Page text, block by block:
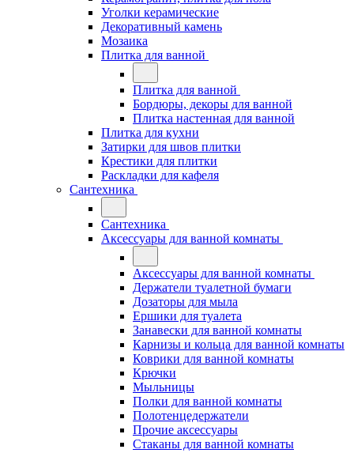
Уголки керамические
Декоративный камень
Мозаика
Плитка для ванной
Плитка для ванной
Бордюры, декоры для ванной
Плитка настенная для ванной
Плитка для кухни
Затирки для швов плитки
Крестики для плитки
Раскладки для кафеля
Сантехника
Сантехника
Аксессуары для ванной комнаты
Аксессуары для ванной комнаты
Держатели туалетной бумаги
Дозаторы для мыла
Ершики для туалета
Занавески для ванной комнаты
Карнизы и кольца для ванной комнаты
Коврики для ванной комнаты
Крючки
Мыльницы
Полки для ванной комнаты
Полотенцедержатели
Прочие аксессуары
Стаканы для ванной комнаты